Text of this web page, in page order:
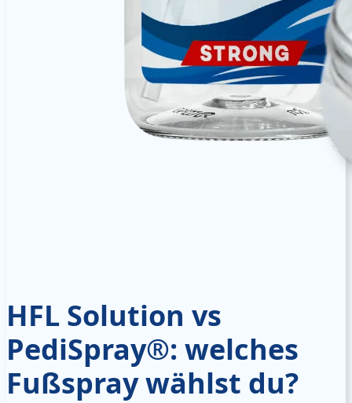
HFL Solution vs
PediSpray®: welches
Fußspray wählst du?